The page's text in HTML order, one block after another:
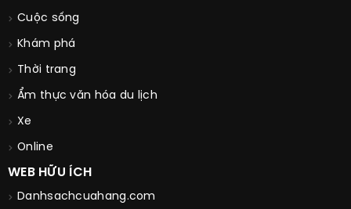
Cuộc sống
Khám phá
Thời trang
Ẩm thực văn hóa du lịch
Xe
Online
WEB HỮU ÍCH
Danhsachcuahang.com